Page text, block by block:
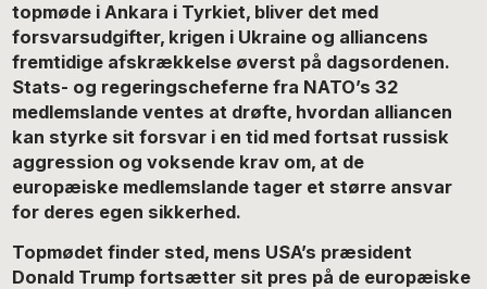
topmøde i Ankara i Tyrkiet, bliver det med
forsvarsudgifter, krigen i Ukraine og alliancens
fremtidige afskrækkelse øverst på dagsordenen.
Stats- og regeringscheferne fra NATO’s 32
medlemslande ventes at drøfte, hvordan alliancen
kan styrke sit forsvar i en tid med fortsat russisk
aggression og voksende krav om, at de
europæiske medlemslande tager et større ansvar
for deres egen sikkerhed.
Topmødet finder sted, mens USA’s præsident
Donald Trump fortsætter sit pres på de europæiske